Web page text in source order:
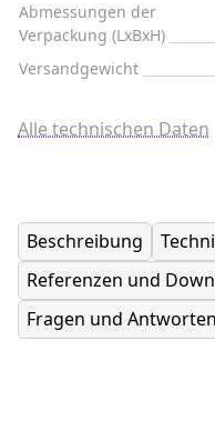
Abmessungen der
Verpackung (LxBxH)
Versandgewicht
Alle technischen Daten
Beschreibung
Referenzen und
Fragen und Antworten